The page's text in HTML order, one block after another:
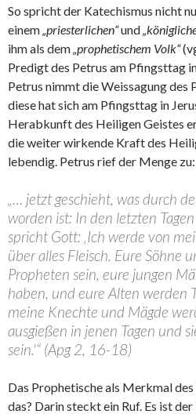
So spricht der Katechismus nicht
einem„priesterlichen“und
ihm als dem„prophetischem Volk“
Predigt des Petrus am Pfingsttag
Petrus nimmt die Weissagung des
diese hat sich am Pfingsttag in
Herabkunft des Heiligen Geistes
die weiter wirkende Kraft des
lebendig. Petrus rief der Menge zu:
„… jetzt geschieht, was durch
worden ist: In den letzten
spricht Gott: ‚Ich werde von
über alles Fleisch. Eure Söhne
Propheten sein, eure jungen
haben, und eure Alten werden
meine Knechte und Mägde
ausgießen in jenen Tagen und
sein.'“ (Apg 2, 16-18)
Das Prophetische als Merkmal
das? Darin steckt ein Ruf. Es ist